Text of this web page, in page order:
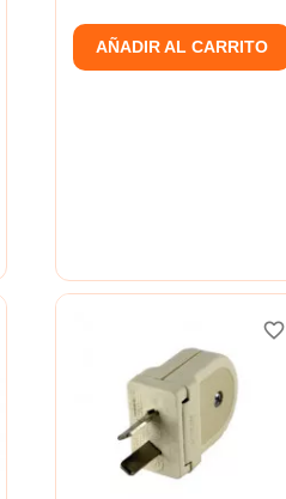
AÑADIR AL CARRITO
favorite_border
favorite_border
favorite_border